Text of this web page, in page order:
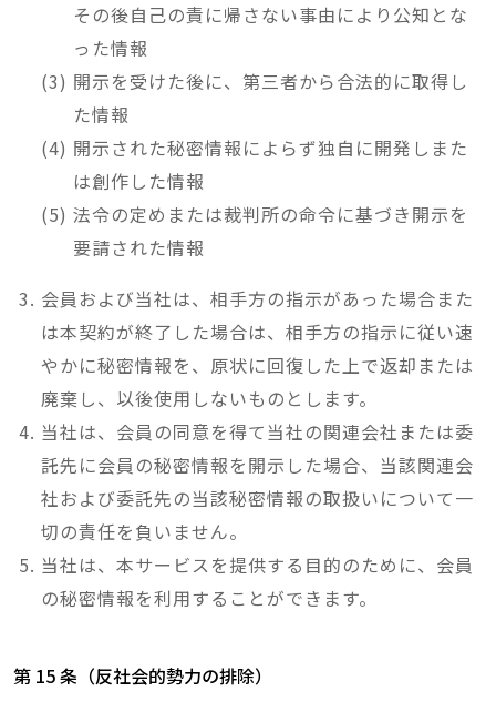
その後自己の責に帰さない事由により公知とな
った情報
開示を受けた後に、第三者から合法的に取得し
た情報
開示された秘密情報によらず独自に開発しまた
は創作した情報
法令の定めまたは裁判所の命令に基づき開示を
要請された情報
会員および当社は、相手方の指示があった場合また
は本契約が終了した場合は、相手方の指示に従い速
やかに秘密情報を、原状に回復した上で返却または
廃棄し、以後使用しないものとします。
当社は、会員の同意を得て当社の関連会社または委
託先に会員の秘密情報を開示した場合、当該関連会
社および委託先の当該秘密情報の取扱いについて一
切の責任を負いません。
当社は、本サービスを提供する目的のために、会員
の秘密情報を利用することができます。
第 15 条（反社会的勢力の排除）